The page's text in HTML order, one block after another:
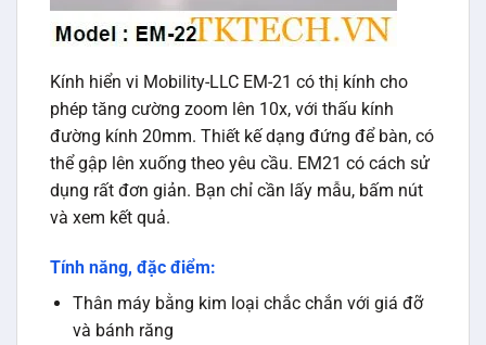
Kính hiển vi Mobility-LLC EM-21 có thị kính cho
phép tăng cường zoom lên 10x, với thấu kính
đường kính 20mm. Thiết kế dạng đứng để bàn, có
thể gập lên xuống theo yêu cầu. EM21 có cách sử
dụng rất đơn giản. Bạn chỉ cần lấy mẫu, bấm nút
và xem kết quả.
Tính năng, đặc điểm:
Thân máy bằng kim loại chắc chắn với giá đỡ
và bánh răng